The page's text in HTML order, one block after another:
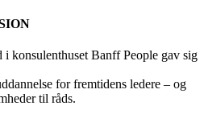
konsulenthuset Banff People gav sig
for fremtidens ledere – og
til råds.